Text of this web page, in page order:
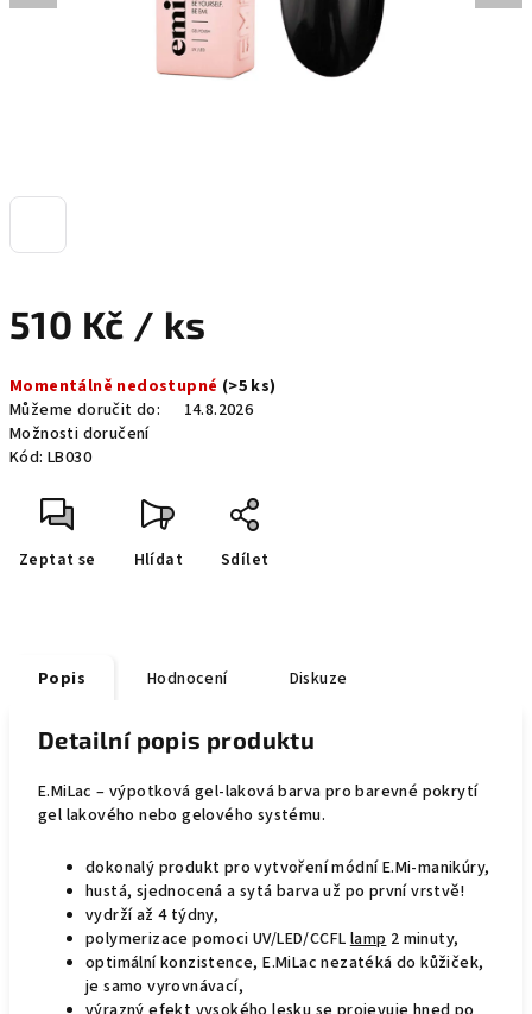
510 Kč / ks
cena:
Momentálně nedostupné (>5 ks)
Můžeme doručit do:
14.8.2026
Možnosti doručení
Kód: LB030
Zeptat se Hlídat Sdílet
Popis Hodnocení Diskuze
Detailní popis produktu
E.MiLac – výpotková gel-laková barva pro barevné pokrytí
gel lakového nebo gelového systému.
dokonalý produkt pro vytvoření módní E.Mi-manikúry,
hustá, sjednocená a sytá barva už po první vrstvě!
vydrží až 4 týdny,
polymerizace pomoci UV/LED/CCFLlamp2 minuty,
optimální konzistence, E.MiLac nezatéká do kůžiček,
je samo vyrovnávací,